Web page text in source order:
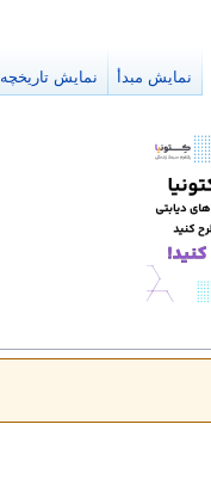
نمایش مبدأ نمایش تاریخچه